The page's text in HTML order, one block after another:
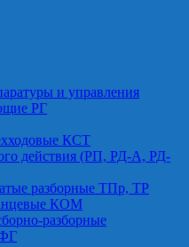
и управления
РГ
КСТ
действия (РП, РД-А, РД-
разборные ТПр, ТР
КОМ
разборные